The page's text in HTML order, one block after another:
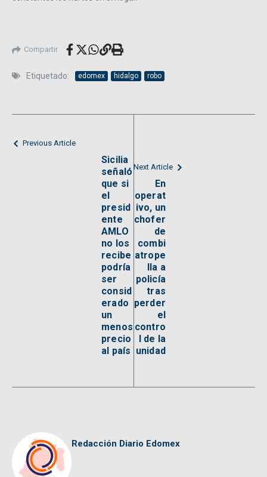
Compartir
Etiquetado: edomex hidalgo robo
Previous Article
Sicilia
señaló
que si
el
presid
ente
AMLO
no los
recibe
podría
ser
consid
erado
un
menos
precio
al país
Next Article
En
operat
ivo, un
chofer
de
combi
atrope
lla a
policía
tras
perder
el
contro
l de la
unidad
Redacción Diario Edomex